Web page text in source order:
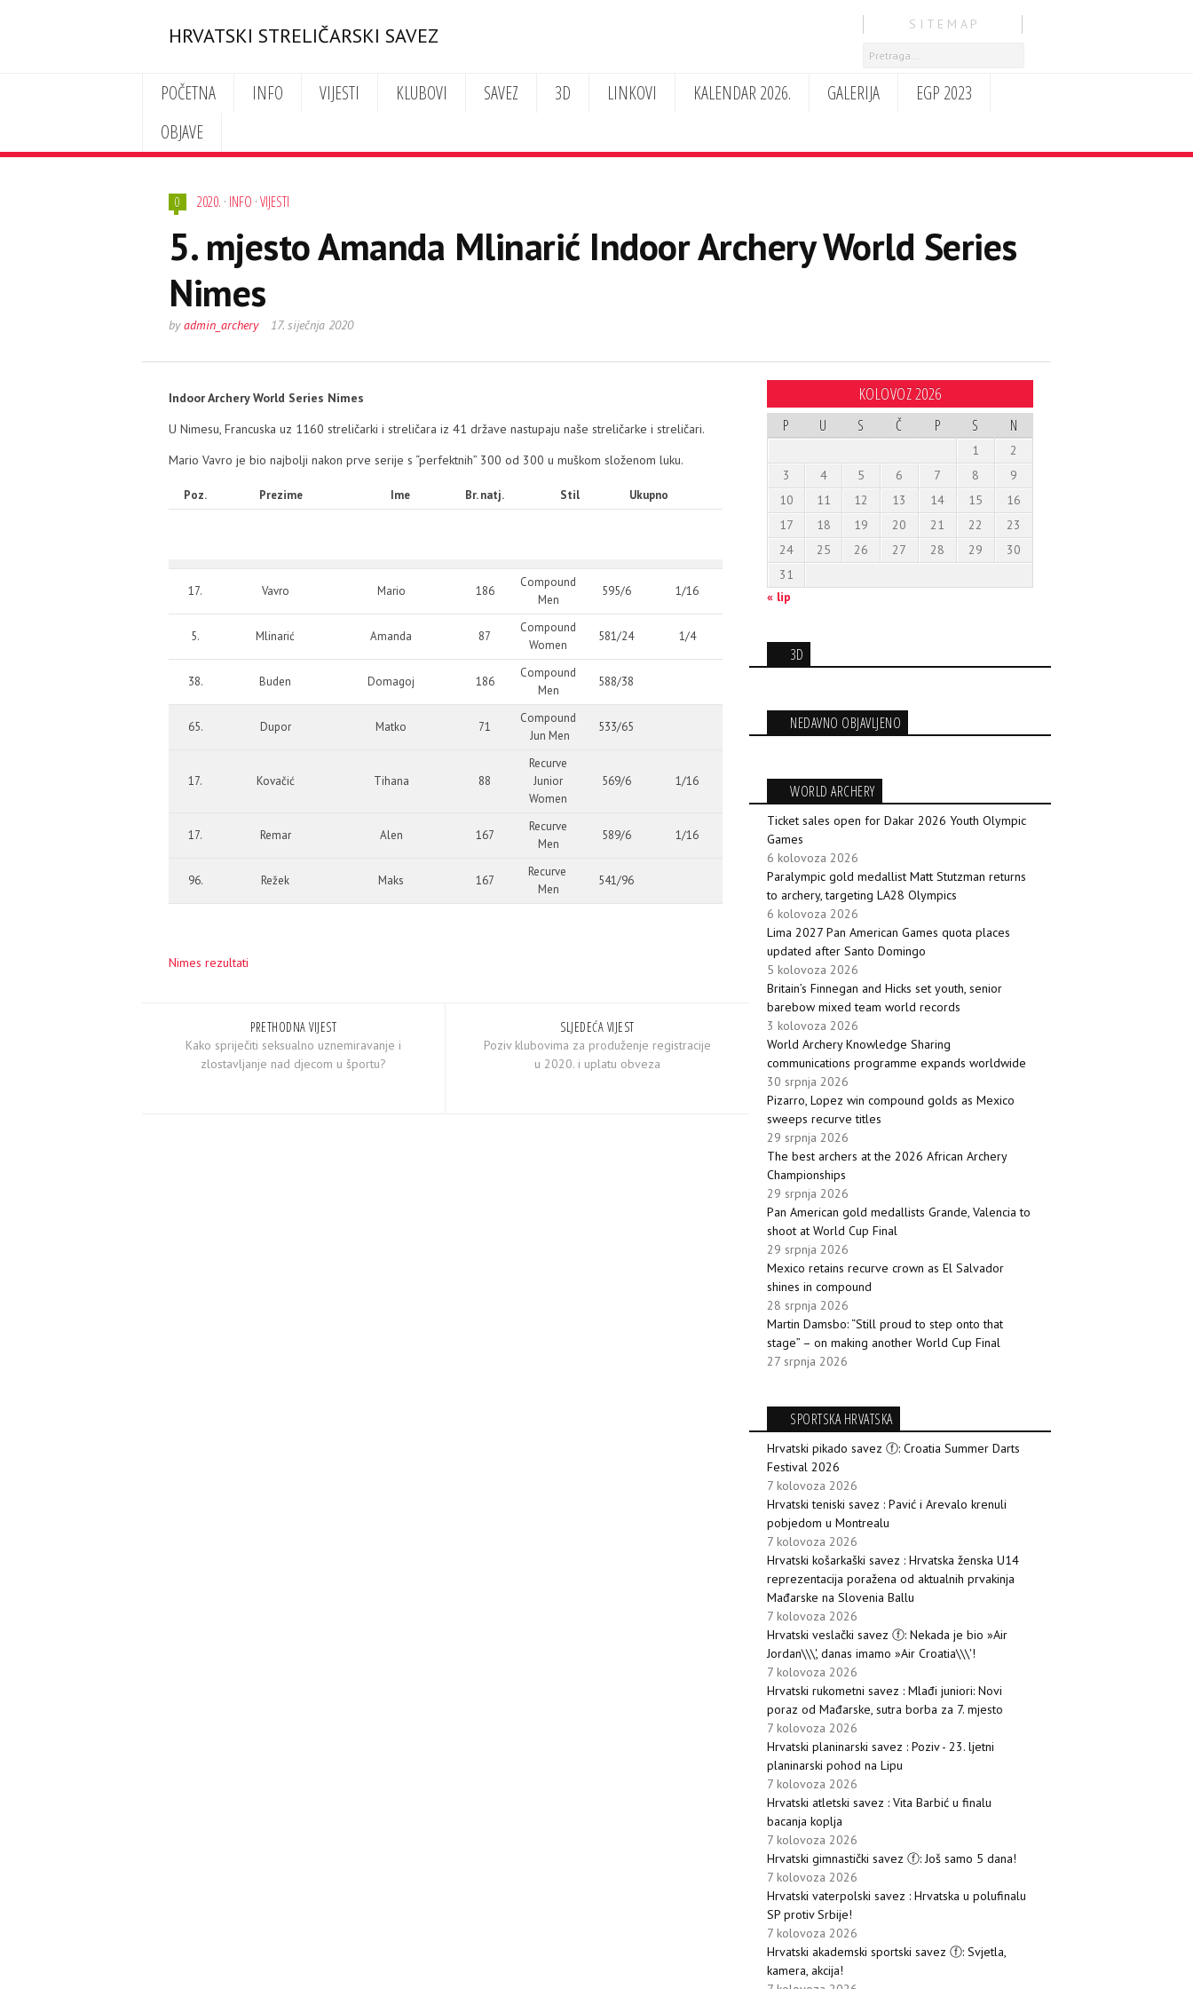
HRVATSKI STRELIČARSKI SAVEZ S I T E M A P
POČETNA INFO VIJESTI KLUBOVI SAVEZ 3D LINKOVI KALENDAR 2026. GALERIJA
EGP 2023
OBJAVE
0 2020. · INFO ·VIJESTI
5. mjesto Amanda Mlinarić Indoor Archery World Series
Nimes
byadmin_archery 17. siječnja 2020
Indoor Archery World Series Nimes
U Nimesu, Francuska uz 1160 streličarki i streličara iz 41 države nastupaju naše streličarke i streličari.
Mario Vavro je bio najbolji nakon prve serije s “perfektnih” 300 od 300 u muškom složenom luku.
Poz. Prezime Ime Br. natj. Stil Ukupno
17. Vavro Mario 186
Compound
Men
595/6 1/16
5. Mlinarić Amanda 87
Compound
Women
581/24 1/4
38. Buden Domagoj 186
Compound
Men
588/38
65. Dupor Matko 71
Compound
Jun Men
533/65
17. Kovačić Tihana 88
Recurve
Junior
Women
569/6 1/16
17. Remar Alen 167
Recurve
Men
589/6 1/16
96. Režek Maks 167
Recurve
Men
541/96
Nimes rezultati
PRETHODNA VIJEST
Kako spriječiti seksualno uznemiravanje i
zlostavljanje nad djecom u športu?
SLJEDEĆA VIJEST
Poziv klubovima za produženje registracije
u 2020. i uplatu obveza
KOLOVOZ 2026
P U S Č P S N
1
2
3
4 5 6 7 8
9
10
11 12 13 14 15
16
17
18 19 20 21 22
23
24
25 26 27 28 29
30
31
« lip
3D
NEDAVNO OBJAVLJENO
WORLD ARCHERY
Ticket sales open for Dakar 2026 Youth Olympic
Games
6 kolovoza 2026
Paralympic gold medallist Matt Stutzman returns
to archery, targeting LA28 Olympics
6 kolovoza 2026
Lima 2027 Pan American Games quota places
updated after Santo Domingo
5 kolovoza 2026
Britain’s Finnegan and Hicks set youth, senior
barebow mixed team world records
3 kolovoza 2026
World Archery Knowledge Sharing
communications programme expands worldwide
30 srpnja 2026
Pizarro, Lopez win compound golds as Mexico
sweeps recurve titles
29 srpnja 2026
The best archers at the 2026 African Archery
Championships
29 srpnja 2026
Pan American gold medallists Grande, Valencia to
shoot at World Cup Final
29 srpnja 2026
Mexico retains recurve crown as El Salvador
shines in compound
28 srpnja 2026
Martin Damsbo: “Still proud to step onto that
stage” – on making another World Cup Final
27 srpnja 2026
SPORTSKA HRVATSKA
Hrvatski pikado savez ⓕ: Croatia Summer Darts
Festival 2026
7 kolovoza 2026
Hrvatski teniski savez : Pavić i Arevalo krenuli
pobjedom u Montrealu
7 kolovoza 2026
Hrvatski košarkaški savez : Hrvatska ženska U14
reprezentacija poražena od aktualnih prvakinja
Mađarske na Slovenia Ballu
7 kolovoza 2026
Hrvatski veslački savez ⓕ: Nekada je bio »Air
Jordan\\\', danas imamo »Air Croatia\\\'!
7 kolovoza 2026
Hrvatski rukometni savez : Mlađi juniori: Novi
poraz od Mađarske, sutra borba za 7. mjesto
7 kolovoza 2026
Hrvatski planinarski savez : Poziv - 23. ljetni
planinarski pohod na Lipu
7 kolovoza 2026
Hrvatski atletski savez : Vita Barbić u finalu
bacanja koplja
7 kolovoza 2026
Hrvatski gimnastički savez ⓕ: Još samo 5 dana!
7 kolovoza 2026
Hrvatski vaterpolski savez : Hrvatska u polufinalu
SP protiv Srbije!
7 kolovoza 2026
Hrvatski akademski sportski savez ⓕ: Svjetla,
kamera, akcija!